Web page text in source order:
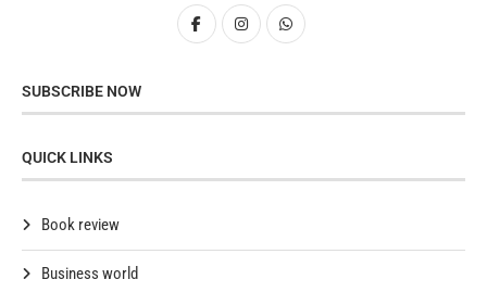
SUBSCRIBE NOW
QUICK LINKS
Book review
Business world